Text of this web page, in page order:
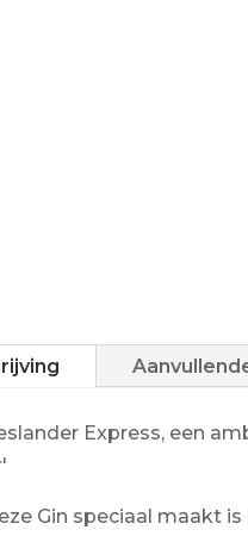
Express, een
Gin speciaal maakt